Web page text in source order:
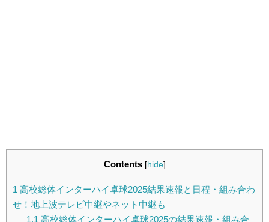
Contents [hide]
1 高校総体インターハイ卓球2025結果速報と日程・組み合わ
せ！地上波テレビ中継やネット中継も
1.1 高校総体インターハイ卓球2025の結果速報・組み合